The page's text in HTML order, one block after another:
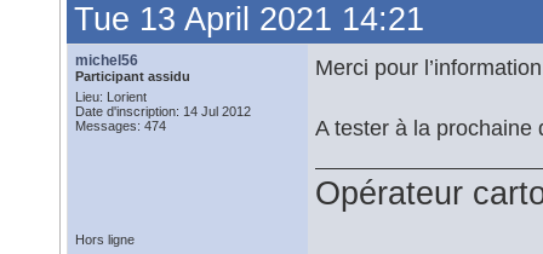
Tue 13 April 2021 14:21
michel56
Participant assidu
Lieu: Lorient
Date d'inscription: 14 Jul 2012
Messages: 474
Merci pour
A tester à la prochaine
Opérateur
Hors ligne